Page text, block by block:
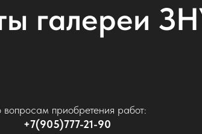
галереи
вопросам приобретения работ:
+7(905)777-21-90